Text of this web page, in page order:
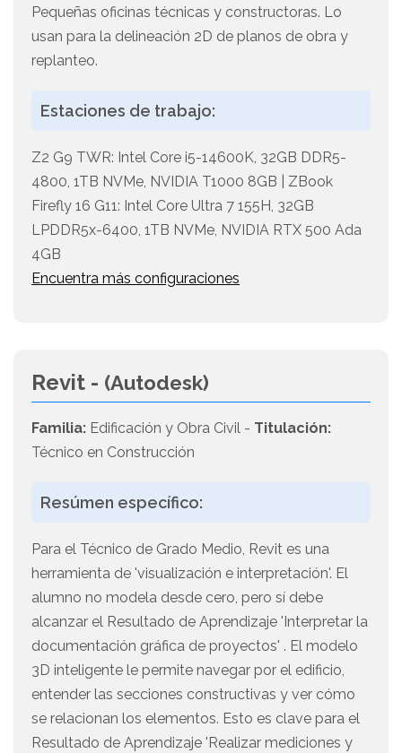
Pequeñas oficinas técnicas y constructoras. Lo
usan para la delineación 2D de planos de obra y
replanteo.
Estaciones de trabajo:
Z2 G9 TWR: Intel Core i5-14600K, 32GB DDR5-
4800, 1TB NVMe, NVIDIA T1000 8GB | ZBook
Firefly 16 G11: Intel Core Ultra 7 155H, 32GB
LPDDR5x-6400, 1TB NVMe, NVIDIA RTX 500 Ada
4GB
Encuentra más configuraciones
Revit - (Autodesk)
Familia: Edificación y Obra Civil - Titulación:
Técnico en Construcción
Resúmen específico:
Para el Técnico de Grado Medio, Revit es una
herramienta de 'visualización e interpretación'. El
alumno no modela desde cero, pero sí debe
alcanzar el Resultado de Aprendizaje 'Interpretar la
documentación gráfica de proyectos' . El modelo
3D inteligente le permite navegar por el edificio,
entender las secciones constructivas y ver cómo
se relacionan los elementos. Esto es clave para el
Resultado de Aprendizaje 'Realizar mediciones y